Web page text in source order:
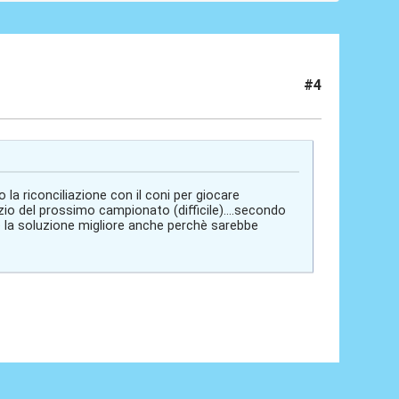
#4
la riconciliazione con il coni per giocare
del prossimo campionato (difficile)....secondo
soluzione migliore anche perchè sarebbe